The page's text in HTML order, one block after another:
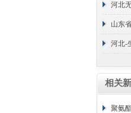
卷毡
河北
价
山东
家
河北-
相关
聚氨